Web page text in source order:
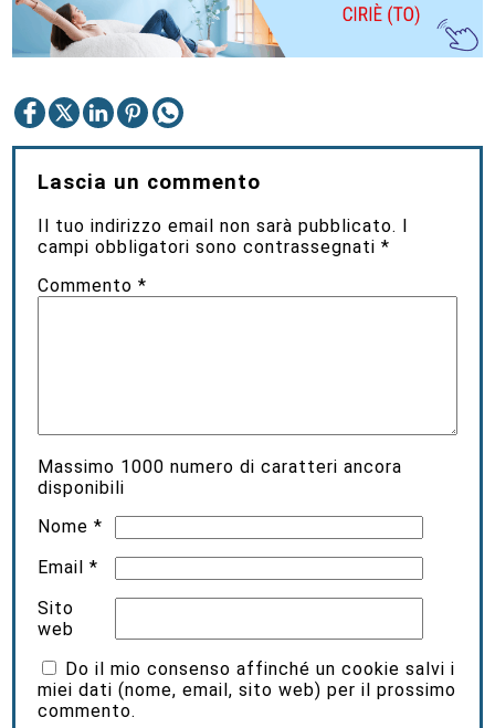
Lascia un commento
Il tuo indirizzo email non sarà pubblicato. I
campi obbligatori sono contrassegnati*
Commento*
Massimo 1000 numero di caratteri ancora
disponibili
Nome*
Email*
Sito
web
Do il mio consenso affinché un cookie salvi i
miei dati (nome, email, sito web) per il prossimo
commento.